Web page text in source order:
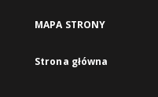
MAPA STRONY
Strona główna